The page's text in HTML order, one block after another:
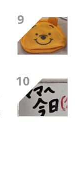
9
10